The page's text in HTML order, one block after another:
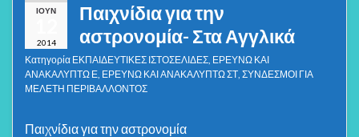
ΙΟΎΝ
2014
Παιχνίδια για την
αστρονομία- Στα Αγγλικά
Κατηγορία ΕΚΠΑΙΔΕΥΤΙΚΕΣ ΙΣΤΟΣΕΛΙΔΕΣ ΕΡΕΥΝΩ ΚΑΙ
ΑΝΑΚΑΛΥΠΤΩ Ε ΕΡΕΥΝΩ ΚΑΙ ΑΝΑΚΑΛΥΠΤΩ ΣΤ ΣΥΝΔΕΣΜΟΙ ΓΙΑ
ΜΕΛΕΤΗ ΠΕΡΙΒΑΛΛΟΝΤΟΣ
Παιχνίδια για την αστρονομία